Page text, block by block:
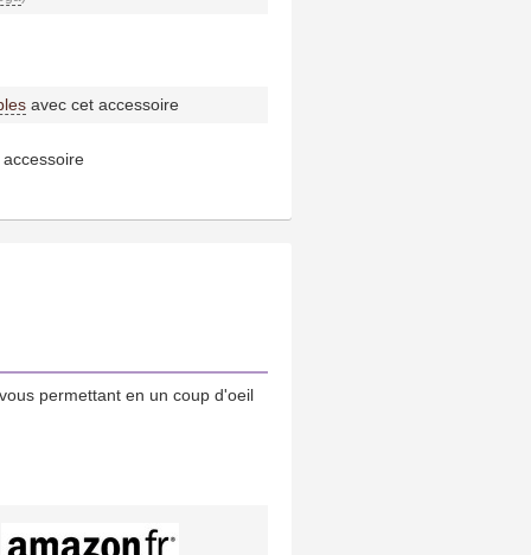
avec cet accessoire
vous permettant en un coup d'oeil